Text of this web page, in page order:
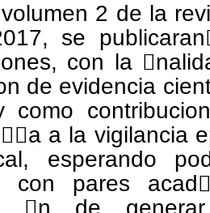
2 de la
se
con la
de evidencia
como
a la vigilancia
esperando
con pares
￿n de